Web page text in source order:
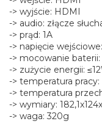
-> wyjście: HDMI
-> audio: złącze
-> prąd: 1A
-> napięcie
-> mocowanie
-> zużycie energii:
-> temperatura pracy:
-> temperatura
-> wymiary:
-> waga: 320g